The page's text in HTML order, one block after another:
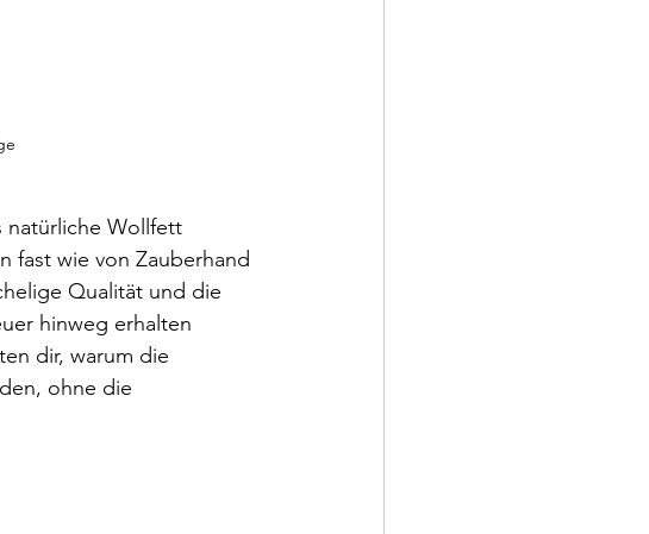
natürliche Wollfett
fast wie von Zauberhand
Qualität und die
hinweg erhalten
dir, warum die
ohne die